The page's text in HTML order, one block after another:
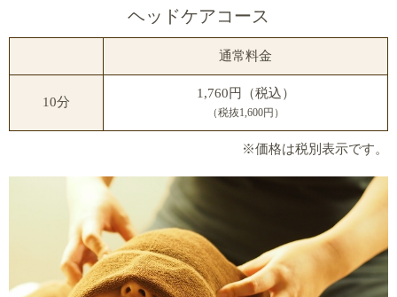
ヘッドケアコース
通常料金
10分
1,760円（税込）
（税抜1,600円）
※価格は税別表示です。